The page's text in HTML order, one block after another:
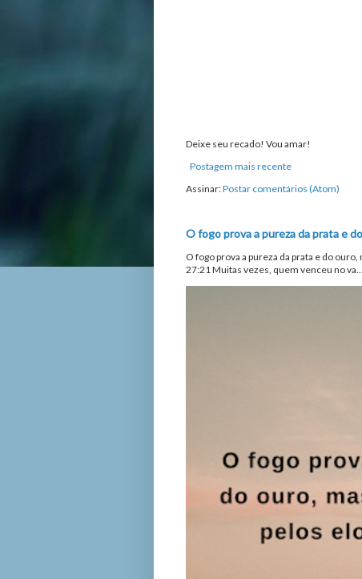
Deixe seu recado! Vou amar!
Postagem mais recente
Assinar:Postar comentários (Atom)
O fogo prova a pureza da prata e
O fogo prova a pureza da prata e do
27:21 Muitas vezes, quem venceu no va...